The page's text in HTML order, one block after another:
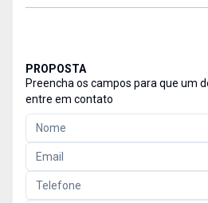
PROPOSTA
Preencha os campos para que um
entre em contato